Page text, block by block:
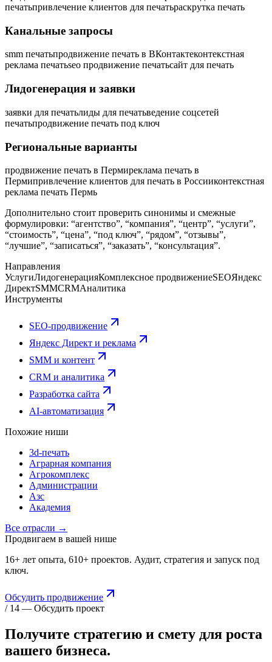
печатьпривлечение клиентов для печатьраскрутка печать
Канальные запросы
smm печатьпродвижение печать в ВКонтактеконтекстная
реклама печатьseo продвижение печатьсайт для печать
Лидогенерация и заявки
заявки для печатьлиды для печатьведение соцсетей
печатьпродвижение печать под ключ
Региональные варианты
продвижение печать в Пермиреклама печать в
Пермипривлечение клиентов для печать в Россииконтекстная
реклама печать Пермь
Дополнительно стоит проверить синонимы и смежные
формулировки: “агентство”, “компания”, “центр”, “услуги”,
“стоимость”, “цена”, “под ключ”, “рядом”, “отзывы”,
“лучшие”, “записаться”, “заказать”, “консультация”.
Направления
УслугиЛидогенерацияКомплексное продвижениеSEOЯндекс
ДиректSMMCRMАналитика
Инструменты
SEO-продвижение
Яндекс Директ и реклама
SMM и контент
CRM и аналитика
Разработка сайта
AI-автоматизация
Похожие ниши
3d-печать
Аграрная компания
Агрокомплекс
Администрации
Азс
Академия
Все отрасли →
Продвигаем в вашей нише
16+ лет опыта, 610+ проектов. Аудит, стратегия и запуск под
ключ.
Обсудить продвижение
/ 14 — Обсудить проект
Получите стратегию и смету для роста
вашего бизнеса.